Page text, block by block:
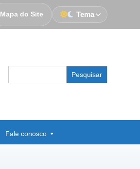
Mapa do Site Tema
for:
Fale conosco